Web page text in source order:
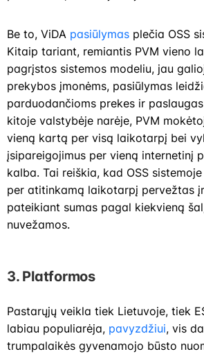
Be to, ViDA pasiūlymas plečia OSS
Kitaip tariant, remiantis PVM vieno
pagrįstos sistemos modeliu, jau
prekybos įmonėms, pasiūlymas
parduodančioms prekes ir
kitoje valstybėje narėje, PVM
vieną kartą per visą laikotarpį bei
įsipareigojimus per vieną internetinį
kalba. Tai reiškia, kad OSS
per atitinkamą laikotarpį pervežtas
pateikiant sumas pagal kiekvieną
nuvežamos.
3. Platformos
Pastarųjų veikla tiek Lietuvoje, tiek
labiau populiarėja, pavyzdžiui, vis
trumpalaikės gyvenamojo būsto